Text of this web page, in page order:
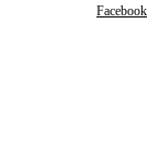
Facebook